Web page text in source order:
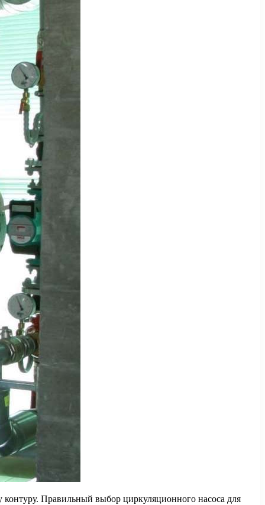
Правильный выбор циркуляционного насоса для